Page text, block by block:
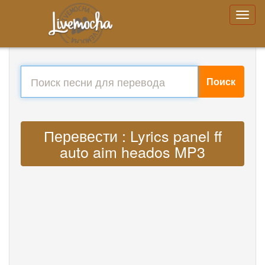
Поиск
Перевести : Lyrics panel ff
auto aim heados MP3